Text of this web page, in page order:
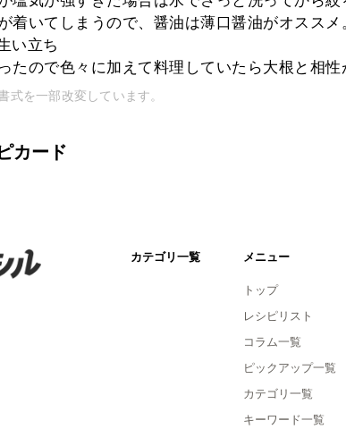
着いてしまうので、醤油は薄口醤油がオススメ
い立ち
たので色々に加えて料理していたら大根と相性
式を一部改変しています。
カード
カテゴリ一覧 メニュー
トップ
レシピリスト
コラム一覧
ピックアップ一覧
カテゴリ一覧
キーワード一覧